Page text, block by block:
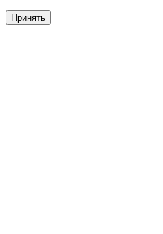
Принять